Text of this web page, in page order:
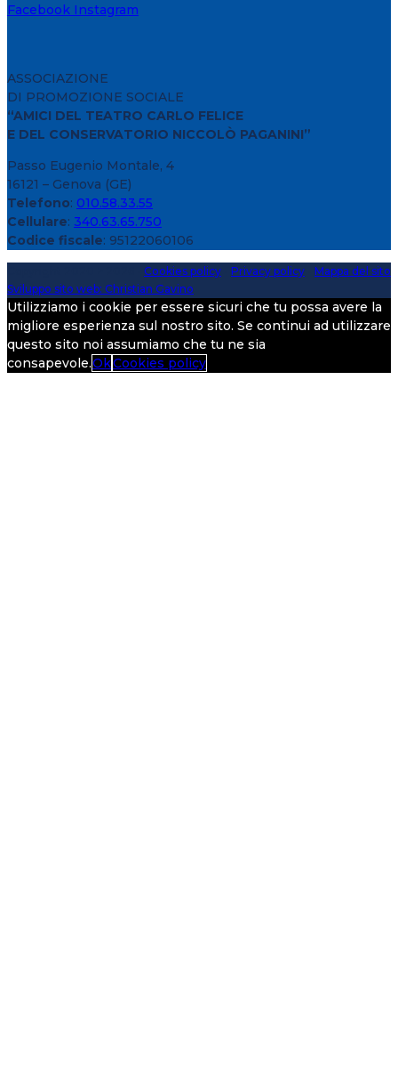
Facebook Instagram
ASSOCIAZIONE
DI PROMOZIONE SOCIALE
“AMICI DEL TEATRO CARLO FELICE
E DEL CONSERVATORIO NICCOLÒ PAGANINI”
Passo Eugenio Montale, 4
16121 – Genova (GE)
Telefono: 010.58.33.55
Cellulare: 340.63.65.750
Codice fiscale: 95122060106
Cookies policy Privacy policy
Mappa del sito
Sviluppo sito web: Christian Gavino
Utilizziamo i cookie per essere sicuri che tu possa avere la
migliore esperienza sul nostro sito. Se continui ad utilizzare
questo sito noi assumiamo che tu ne sia
consapevole.OkCookies policy